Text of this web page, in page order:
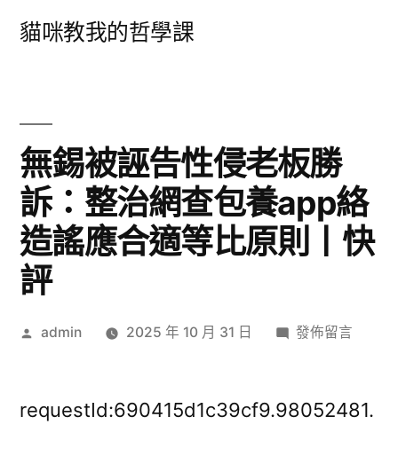
貓咪教我的哲學課
無錫被誣告性侵老板勝
訴：整治網查包養app絡
造謠應合適等比原則丨快
評
作
admin 2025 年 10 月 31 日
在
被
發佈留言
requestId:690415d1c39cf9.98052481.